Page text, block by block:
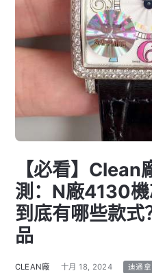
【必看】Clean
測：N廠4130
到底有哪些款式
品
CLEAN廠 十月 18, 2024 迪通拿